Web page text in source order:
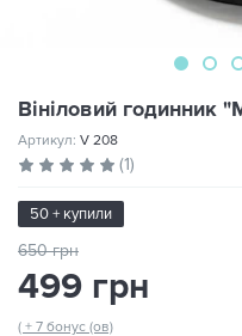
Вініловий годинник
Артикул: V 208
(1)
50 + купили
650 грн
499 грн
( + 7 бонус (ов)